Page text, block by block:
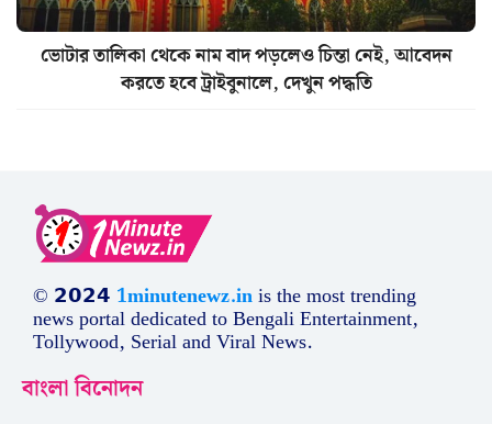
ভোটার তালিকা থেকে নাম বাদ পড়লেও চিন্তা নেই, আবেদন
করতে হবে ট্রাইবুনালে, দেখুন পদ্ধতি
© 𝟮𝟬𝟮𝟰 1minutenewz.inis the most trending
news portal dedicated to Bengali Entertainment,
Tollywood, Serial and Viral News.
বাংলা বিনোদন